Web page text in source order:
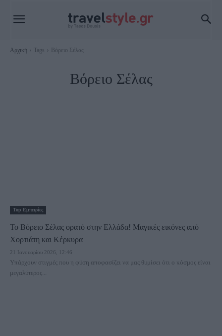
Αρχική Tags Βόρειο Σέλας
Βόρειο Σέλας
Τοp Εμπειρίες
Το Βόρειο Σέλας ορατό στην Ελλάδα! Μαγικές εικόνες από
Χορτιάτη και Κέρκυρα
21 Ιανουαρίου 2026, 12:46
Υπάρχουν στιγμές που η φύση αποφασίζει να μας θυμίσει ότι ο κόσμος είναι
μεγαλύτερος...